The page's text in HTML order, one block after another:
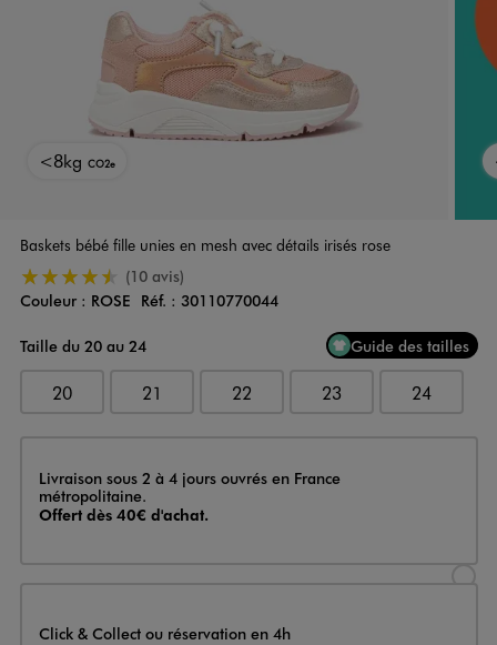
<8kg CO2e
Baskets bébé fille unies en mesh avec détails irisés rose
4.5/5 de moyenne
(10 avis)
Couleur
Couleur : ROSE Réf. : 30110770044
Taille du 20 au 24
Guide des tailles
20 21 22 23 24
Livraison
Livraison sous 2 à 4 jours ouvrés en France
métropolitaine.
Offert dès 40€ d'achat.
Click & Collect ou réservation en 4h